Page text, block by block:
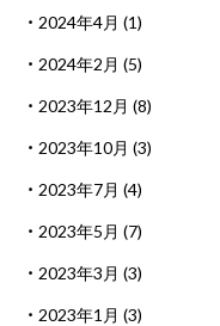
2024年4月 (1)
2024年2月 (5)
2023年12月 (8)
2023年10月 (3)
2023年7月 (4)
2023年5月 (7)
2023年3月 (3)
2023年1月 (3)